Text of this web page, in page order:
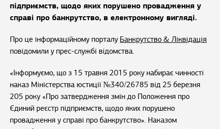
підприємств, щодо яких порушено провадження у
справі про банкрутство, в електронному вигляді.
Про це інформаційному порталу Банкрутство & Ліквідація
повідомили у прес-службі відомства.
«Інформуємо, що з 15 травня 2015 року набирає чинності
наказ Міністерства юстиції №340/26785 від 25 березня
205 року «Про затвердження змін до Положення про
Єдиний реєстр підприємств, щодо яких порушено
провадження у справі про банкрутство». Наказом